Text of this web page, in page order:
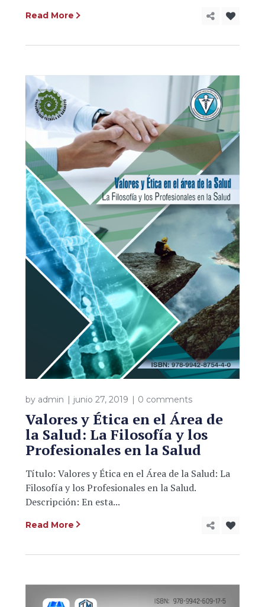
Read More
by admin junio 27, 2019 0 comments
Valores y Ética en el Área de
la Salud: La Filosofía y los
Profesionales en la Salud
Título: Valores y Ética en el Área de la Salud: La
Filosofía y los Profesionales en la Salud.
Descripción: En esta...
Read More